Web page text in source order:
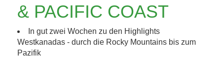
& PACIFIC COAST
In gut zwei Wochen zu den Highlights
Westkanadas - durch die Rocky Mountains bis zum
Pazifik